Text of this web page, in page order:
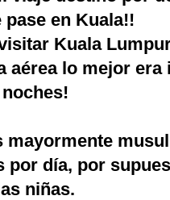
en Kuala!!
Kuala
aérea lo mejor
mayormente
por día, por
niñas.